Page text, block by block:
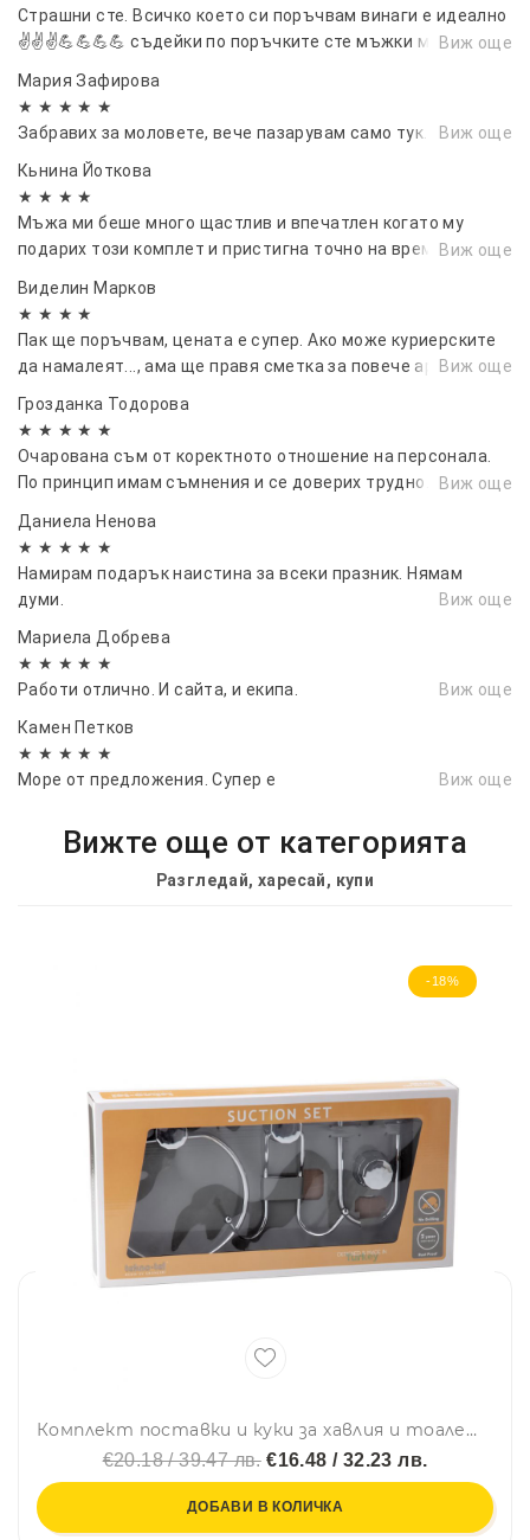
Страшни сте. Всичко което си поръчвам винаги е идеално
✌️✌️✌️💪💪💪💪 съдейки по поръчките сте мъжки момччета
Виж още
Мария Зафирова
★ ★ ★ ★ ★
Забравих за моловете, вече пазарувам само тук.
Виж още
Кьнина Йоткова
★ ★ ★ ★
Мъжа ми беше много щастлив и впечатлен когато му
подарих този комплет и пристигна точно на време заВиж още
Виделин Марков
★ ★ ★ ★
Пак ще поръчвам, цената е супер. Ако може куриерските
да намалеят..., ама ще правя сметка за повече артикули 👍
Виж още
Гроздaнка Тодорова
★ ★ ★ ★ ★
Очарована съм от коректното отношение на персонала.
По принцип имам съмнения и се доверих трудно. Доволна
Виж още
Даниела Ненова
★ ★ ★ ★ ★
Намирам подарък наистина за всеки празник. Нямам
думи.
Виж още
Мариела Добрева
★ ★ ★ ★ ★
Работи отлично. И сайта, и екипа.
Виж още
Камен Петков
★ ★ ★ ★ ★
Море от предложения. Супер е
Виж още
Вижте още от категорията
Разгледай, харесай, купи
-18%
Комплект поставки и куки за хавлия и тоалетна хартия TEKNO TEL DM 100C, 3 части, Вакуум, Хром
€20.18 / 39.47 лв.€16.48 / 32.23 лв.
ДОБАВИ В КОЛИЧКА